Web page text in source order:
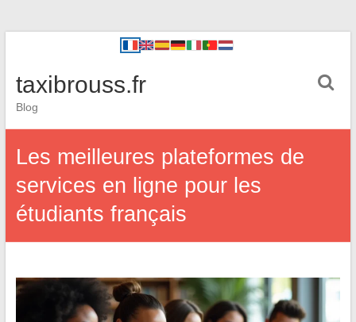
taxibrouss.fr
Blog
Les meilleures plateformes de
services en ligne pour les
étudiants français